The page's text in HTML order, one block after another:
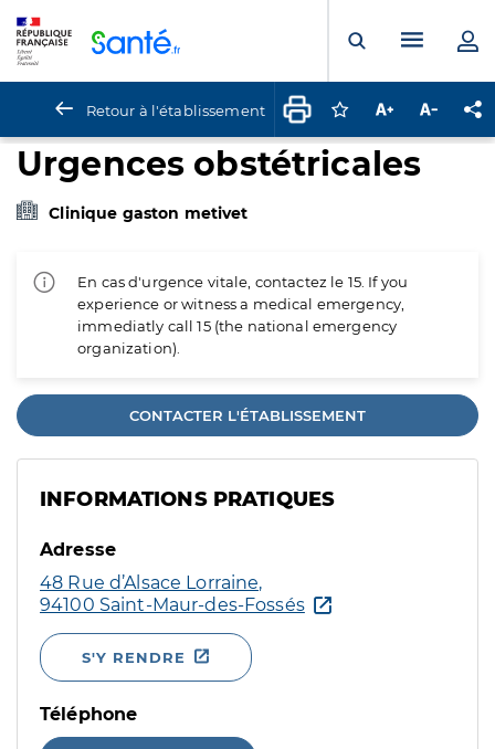
Ouvrir laMenu
Retour à l'établissement Connectez-vous
Augmenter la
Urgences obstétricales
Clinique gaston metivet
En cas d'urgence vitale, contactez le 15. If you
experience or witness a medical emergency,
immediatly call 15 (the national emergency
organization).
CONTACTER L'ÉTABLISSEMENT
INFORMATIONS PRATIQUES
Adresse
48 Rue d’Alsace Lorraine,
94100 Saint-Maur-des-Fossés
S'Y RENDRE
Téléphone